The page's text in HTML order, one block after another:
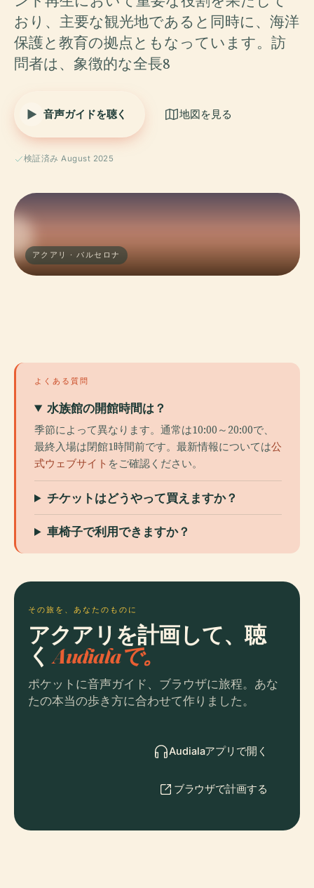
おり、主要な観光地であると同時に、海洋
保護と教育の拠点ともなっています。訪
問者は、象徴的な全長8
音声ガイドを聴く 地図を見る
検証済み August 2025
アクアリ · バルセロナ
よくある質問
水族館の開館時間は？
季節によって異なります。通常は10:00～20:00で、
最終入場は閉館1時間前です。最新情報については公
式ウェブサイト をご確認ください。
チケットはどうやって買えますか？
車椅子で利用できますか？
その旅を、あなたのものに
アクアリを計画して、聴
くAudialaで。
ポケットに音声ガイド、ブラウザに旅程。あな
たの本当の歩き方に合わせて作りました。
Audialaアプリで開く
ブラウザで計画する